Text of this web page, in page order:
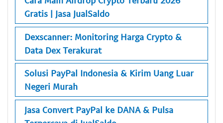
Gratis | Jasa JualSaldo
Dexscanner: Monitoring Harga Crypto &
Data Dex Terakurat
Solusi PayPal Indonesia & Kirim Uang Luar
Negeri Murah
Jasa Convert PayPal ke DANA & Pulsa